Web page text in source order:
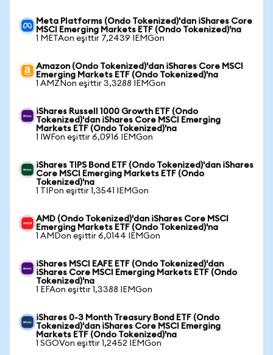
Meta Platforms (Ondo Tokenized)'dan iShares Core
MSCI Emerging Markets ETF (Ondo Tokenized)'na
1 METAon eşittir 7,2439 IEMGon
Amazon (Ondo Tokenized)'dan iShares Core MSCI
Emerging Markets ETF (Ondo Tokenized)'na
1 AMZNon eşittir 3,3288 IEMGon
iShares Russell 1000 Growth ETF (Ondo
Tokenized)'dan iShares Core MSCI Emerging
Markets ETF (Ondo Tokenized)'na
1 IWFon eşittir 6,0916 IEMGon
iShares TIPS Bond ETF (Ondo Tokenized)'dan iShares
Core MSCI Emerging Markets ETF (Ondo
Tokenized)'na
1 TIPon eşittir 1,3541 IEMGon
AMD (Ondo Tokenized)'dan iShares Core MSCI
Emerging Markets ETF (Ondo Tokenized)'na
1 AMDon eşittir 6,0144 IEMGon
iShares MSCI EAFE ETF (Ondo Tokenized)'dan
iShares Core MSCI Emerging Markets ETF (Ondo
Tokenized)'na
1 EFAon eşittir 1,3388 IEMGon
iShares 0-3 Month Treasury Bond ETF (Ondo
Tokenized)'dan iShares Core MSCI Emerging
Markets ETF (Ondo Tokenized)'na
1 SGOVon eşittir 1,2452 IEMGon